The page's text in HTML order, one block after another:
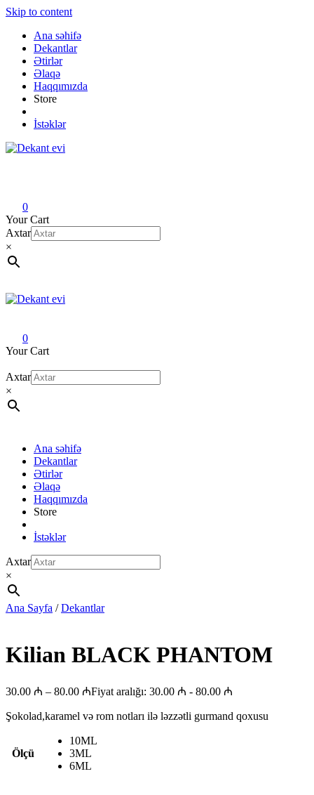
Skip to content
Ana səhifə
Dekantlar
Ətirlər
Əlaqə
Haqqımızda
Store
İstəklər
0
Your Cart
Axtar
×
0
Your Cart
Axtar
×
Ana səhifə
Dekantlar
Ətirlər
Əlaqə
Haqqımızda
Store
İstəklər
Axtar
×
Ana Sayfa /Dekantlar
Kilian BLACK PHANTOM
30.00 ₼ – 80.00 ₼Fiyat aralığı: 30.00 ₼ - 80.00 ₼
Şokolad,karamel və rom notları ilə ləzzətli gurmand qoxusu
Ölçü
10ML
3ML
6ML